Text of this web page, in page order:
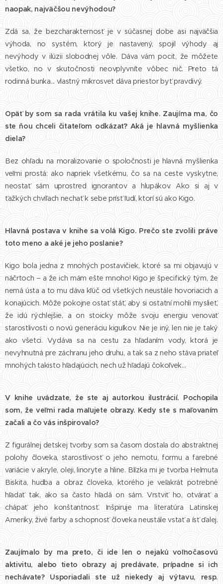
naopak, najväčšou nevýhodou?
Zdá sa, že bezcharakternosť je v súčasnej dobe asi najväčšia
výhoda, no systém, ktorý je nastavený, spojil výhody aj
nevýhody v ilúzii slobodnej vôle. Dáva vám pocit, že môžete
všetko, no v skutočnosti neovplyvníte vôbec nič. Preto tá
rodinná bunka... vlastný mikrosvet dáva priestor byť pravdivý.
Opäť by som sa rada vrátila ku vašej knihe. Zaujíma ma, čo
ste ňou chceli čitateľom odkázať? Aká je hlavná myšlienka
diela?
Bez ohľadu na moralizovanie o spoločnosti je hlavná myšlienka
veľmi prostá: ako napriek všetkému, čo sa na ceste vyskytne,
neostať sám uprostred ignorantov a hlupákov. Ako si aj v
ťažkých chvíľach nechať k sebe prísť ľudí, ktorí sú ako Kigo.
Hlavná postava v knihe sa volá Kigo. Prečo ste zvolili práve
toto meno a aké je jeho poslanie?
Kigo bola jedna z mnohých postavičiek, ktoré sa mi objavujú v
náčrtoch – a že ich mám ešte mnoho! Kigo je špecifický tým, že
nemá ústa a to mu dáva kľúč od všetkých neustále hovoriacich a
konajúcich. Môže pokojne ostať stáť, aby si ostatní mohli myslieť,
že idú rýchlejšie, a on stoicky môže svoju energiu venovať
starostlivosti o novú generáciu kiguľkov. Nie je iný, len nie je taký
ako všetci. Vydáva sa na cestu za hľadaním vody, ktorá je
nevyhnutná pre záchranu jeho druhu, a tak sa z neho stáva priateľ
mnohých takisto hľadajúcich, nech už hľadajú čokoľvek…
V knihe uvádzate, že ste aj autorkou ilustrácií. Pochopila
som, že veľmi rada maľujete obrazy. Kedy ste s maľovaním
začali a čo vás inšpirovalo?
Z figurálnej detskej tvorby som sa časom dostala do abstraktnej
polohy človeka, starostlivosť o jeho nemotu, formu a farebné
variácie v akryle, oleji, linoryte a hline. Blízka mi je tvorba Helmuta
Biskita, hudba a obraz človeka, ktorého je veľakrát potrebné
hľadať tak, ako sa často hľadá on sám. Vrstviť ho, otvárať a
chápať jeho konštantnosť. Inšpiruje ma literatúra Latinskej
Ameriky, živé farby a schopnosť človeka neustále vstať a ísť ďalej.
Zaujímalo by ma preto, či ide len o nejakú voľnočasovú
aktivitu, alebo tieto obrazy aj predávate, prípadne si ich
nechávate? Usporiadali ste už niekedy aj výtavu, resp.